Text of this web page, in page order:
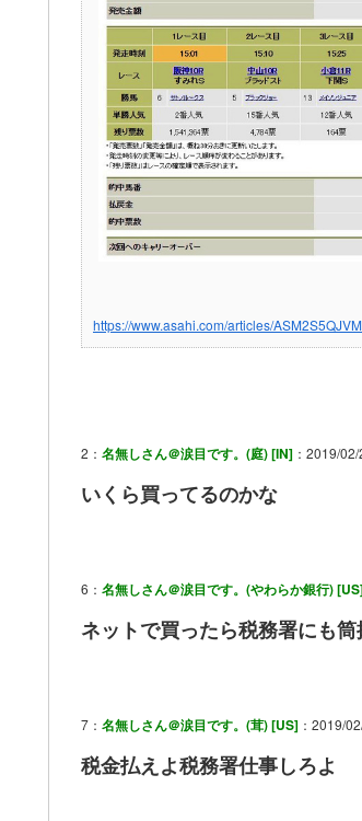
https://www.asahi.com/articles/
2： 名無しさん＠涙目です。(庭) [IN] ：2019/
いくら買ってるのかな
6： 名無しさん＠涙目です。(やわらか銀行)
ネットで買ったら税務署にも
7： 名無しさん＠涙目です。(茸) [US] ：2019/
税金払えよ税務署仕事しろよ